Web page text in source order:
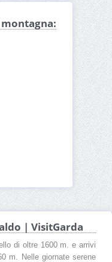
| VisitGarda
di oltre 1600 m. e arrivi
m. Nelle giornate serene